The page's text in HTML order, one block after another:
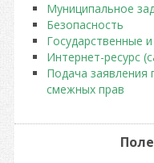
Муниципальное
Безопасность
Государственные
Интернет-ресурс
Подача заявления
смежных прав